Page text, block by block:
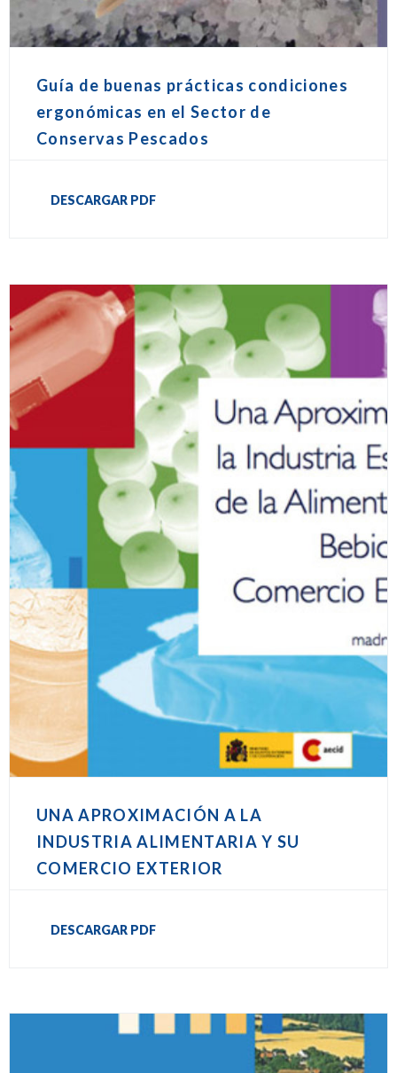
Guía de buenas prácticas condiciones
ergonómicas en el Sector de
Conservas Pescados
DESCARGAR PDF
UNA APROXIMACIÓN A LA
INDUSTRIA ALIMENTARIA Y SU
COMERCIO EXTERIOR
DESCARGAR PDF